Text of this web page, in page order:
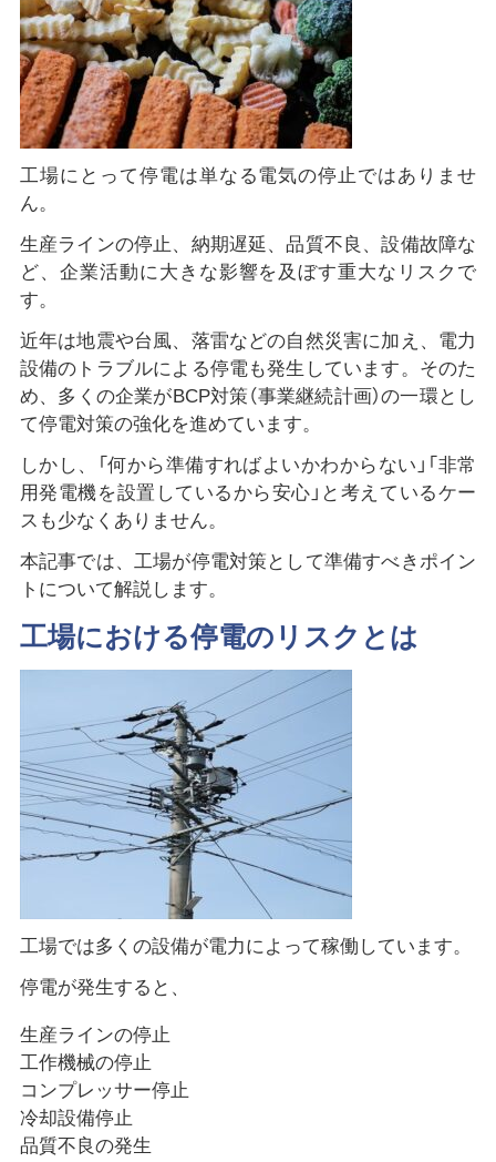
工場にとって停電は単なる電気の停止ではありませ
ん。
生産ラインの停止、納期遅延、品質不良、設備故障な
ど、企業活動に大きな影響を及ぼす重大なリスクで
す。
近年は地震や台風、落雷などの自然災害に加え、電力
設備のトラブルによる停電も発生しています。そのた
め、多くの企業がBCP対策（事業継続計画）の一環とし
て停電対策の強化を進めています。
しかし、「何から準備すればよいかわからない」「非常
用発電機を設置しているから安心」と考えているケー
スも少なくありません。
本記事では、工場が停電対策として準備すべきポイン
トについて解説します。
工場における停電のリスクとは
工場では多くの設備が電力によって稼働しています。
停電が発生すると、
生産ラインの停止
工作機械の停止
コンプレッサー停止
冷却設備停止
品質不良の発生